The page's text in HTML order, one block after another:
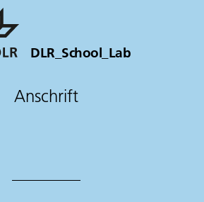
DLR_School_Lab
Anschrift